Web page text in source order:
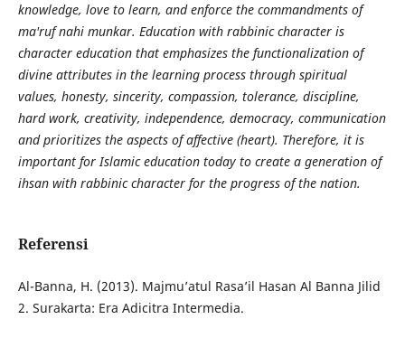
knowledge, love to learn, and enforce the commandments of
ma'ruf nahi munkar. Education with rabbinic character is
character education that emphasizes the functionalization of
divine attributes in the learning process through spiritual
values, honesty, sincerity, compassion, tolerance, discipline,
hard work, creativity, independence, democracy, communication
and prioritizes the aspects of affective (heart). Therefore, it is
important for Islamic education today to create a generation of
ihsan with rabbinic character for the progress of the nation.
Referensi
Al-Banna, H. (2013). Majmu’atul Rasa’il Hasan Al Banna Jilid
2. Surakarta: Era Adicitra Intermedia.